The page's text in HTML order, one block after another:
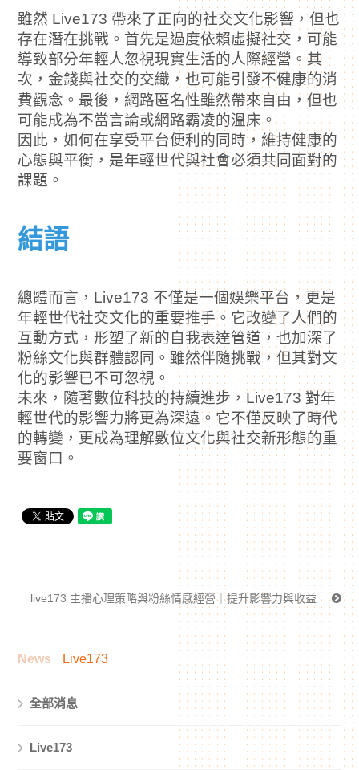
雖然 Live173 帶來了正向的社交文化影響，但也
存在潛在挑戰。首先是過度依賴虛擬社交，可能
導致部分年輕人忽視現實生活的人際經營。其
次，金錢與社交的交織，也可能引發不健康的消
費觀念。最後，網路匿名性雖然帶來自由，但也
可能成為不當言論或網路霸凌的溫床。
因此，如何在享受平台便利的同時，維持健康的
心態與平衡，是年輕世代與社會必須共同面對的
課題。
結語
總體而言，Live173 不僅是一個娛樂平台，更是
年輕世代社交文化的重要推手。它改變了人們的
互動方式，形塑了新的自我表達管道，也加深了
粉絲文化與群體認同。雖然伴隨挑戰，但其對文
化的影響已不可忽視。
未來，隨著數位科技的持續進步，Live173 對年
輕世代的影響力將更為深遠。它不僅反映了時代
的轉變，更成為理解數位文化與社交新形態的重
要窗口。
live173 主播心理策略與粉絲情感經營｜提升影響力與收益
News Live173
全部消息
Live173